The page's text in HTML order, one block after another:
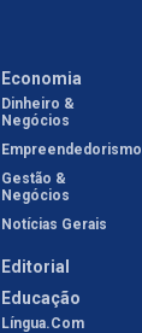
Economia
Dinheiro &
Negócios
Empreendedorismo
Gestão &
Negócios
Notícias Gerais
Editorial
Educação
Língua.com